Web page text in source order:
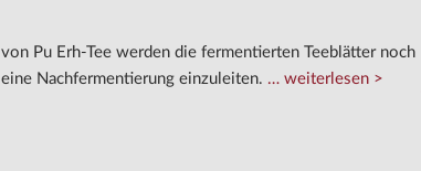
Pu Erh-Tee werden die fermentierten Teeblätter noch
Nachfermentierung einzuleiten.
weiterlesen